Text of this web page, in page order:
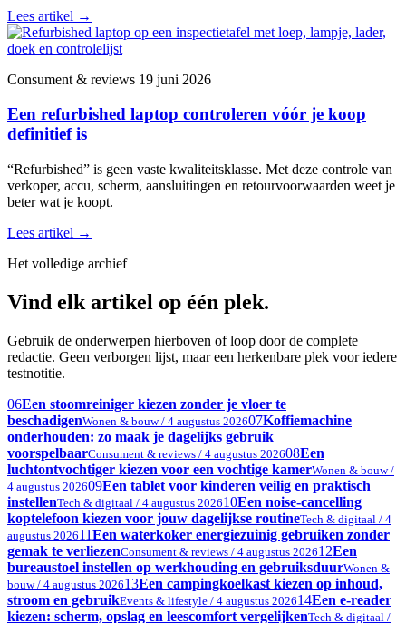
Lees artikel →
Consument & reviews 19 juni 2026
Een refurbished laptop controleren vóór je koop
definitief is
“Refurbished” is geen vaste kwaliteitsklasse. Met deze controle van
verkoper, accu, scherm, aansluitingen en retourvoorwaarden weet je
beter wat je koopt.
Lees artikel →
Het volledige archief
Vind elk artikel op één plek.
Gebruik de onderwerpen hierboven of loop door de complete
redactie. Geen verborgen lijst, maar een herkenbare plek voor iedere
testnotitie.
06Een stoomreiniger kiezen zonder je vloer te
beschadigenWonen & bouw / 4 augustus 202607Koffiemachine
onderhouden: zo maak je dagelijks gebruik
voorspelbaarConsument & reviews / 4 augustus 202608Een
luchtontvochtiger kiezen voor een vochtige kamerWonen & bouw /
4 augustus 202609Een tablet voor kinderen veilig en praktisch
instellenTech & digitaal / 4 augustus 202610Een noise-cancelling
koptelefoon kiezen voor jouw dagelijkse routineTech & digitaal / 4
augustus 202611Een waterkoker energiezuinig gebruiken zonder
gemak te verliezenConsument & reviews / 4 augustus 202612Een
bureaustoel instellen op werkhouding en gebruiksduurWonen &
bouw / 4 augustus 202613Een campingkoelkast kiezen op inhoud,
stroom en gebruikEvents & lifestyle / 4 augustus 202614Een e-reader
kiezen: scherm, opslag en leescomfort vergelijkenTech & digitaal /